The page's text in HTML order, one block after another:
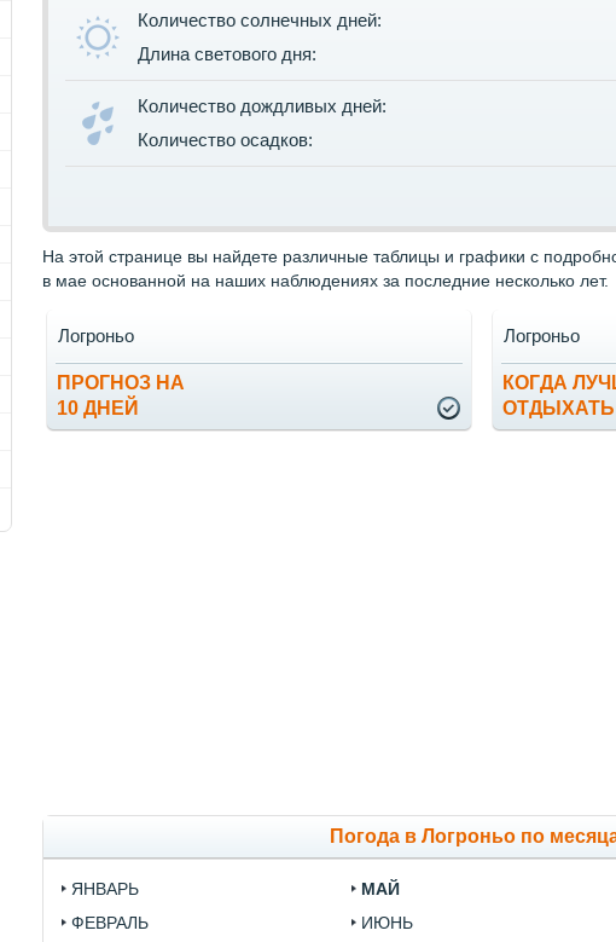
Количество солнечных дней:
Длина светового дня:
Количество дождливых дней:
Количество осадков:
На этой странице вы найдете различные таблицы и графики с
в мае основанной на наших наблюдениях за последние несколько лет.
ПРОГНОЗ НА
10 ДНЕЙ
Логроньо
КОГДА
ОТДЫХАТЬ
Логроньо
Погода в Логроньо по
ЯНВАРЬ
ФЕВРАЛЬ
МАЙ
ИЮНЬ